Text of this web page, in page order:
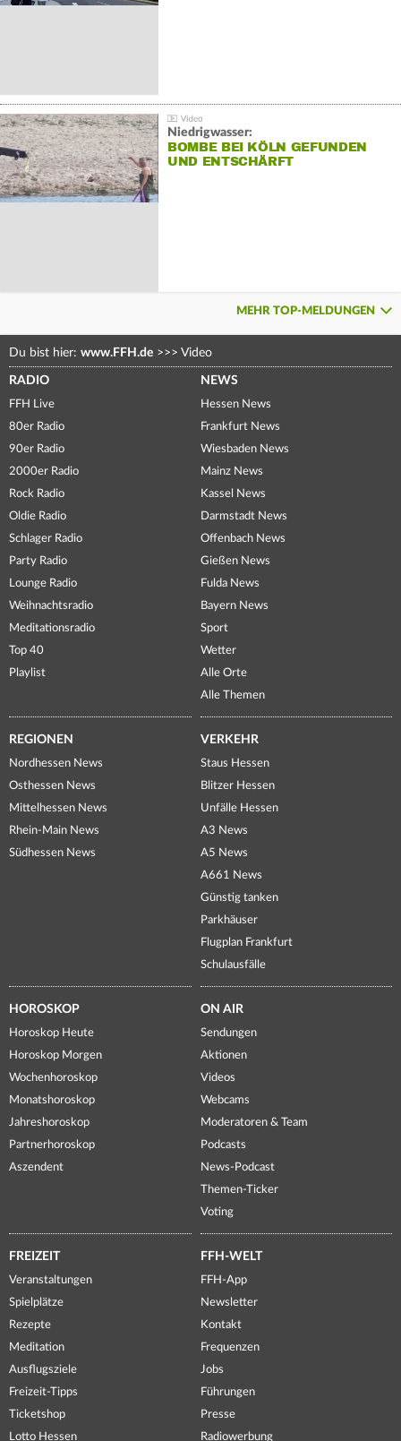
Niedrigwasser:
BOMBE BEI KÖLN GEFUNDEN
UND ENTSCHÄRFT
MEHR TOP-MELDUNGEN
Du bist hier: www.FFH.de >>> Video
RADIO
FFH Live
80er Radio
90er Radio
2000er Radio
Rock Radio
Oldie Radio
Schlager Radio
Party Radio
Lounge Radio
Weihnachtsradio
Meditationsradio
Top 40
Playlist
NEWS
Hessen News
Frankfurt News
Wiesbaden News
Mainz News
Kassel News
Darmstadt News
Offenbach News
Gießen News
Fulda News
Bayern News
Sport
Wetter
Alle Orte
Alle Themen
REGIONEN
Nordhessen News
Osthessen News
Mittelhessen News
Rhein-Main News
Südhessen News
VERKEHR
Staus Hessen
Blitzer Hessen
Unfälle Hessen
A3 News
A5 News
A661 News
Günstig tanken
Parkhäuser
Flugplan Frankfurt
Schulausfälle
HOROSKOP
Horoskop Heute
Horoskop Morgen
Wochenhoroskop
Monatshoroskop
Jahreshoroskop
Partnerhoroskop
Aszendent
ON AIR
Sendungen
Aktionen
Videos
Webcams
Moderatoren & Team
Podcasts
News-Podcast
Themen-Ticker
Voting
FREIZEIT
Veranstaltungen
Spielplätze
Rezepte
Meditation
Ausflugsziele
Freizeit-Tipps
Ticketshop
Lotto Hessen
FFH-WELT
FFH-App
Newsletter
Kontakt
Frequenzen
Jobs
Führungen
Presse
Radiowerbung